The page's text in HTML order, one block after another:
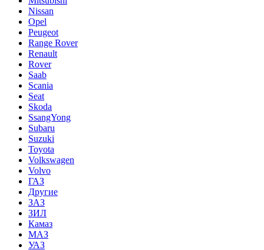
Nissan
Opel
Peugeot
Range Rover
Renault
Rover
Saab
Scania
Seat
Skoda
SsangYong
Subaru
Suzuki
Toyota
Volkswagen
Volvo
ГАЗ
Другие
ЗАЗ
ЗИЛ
Камаз
МАЗ
УАЗ